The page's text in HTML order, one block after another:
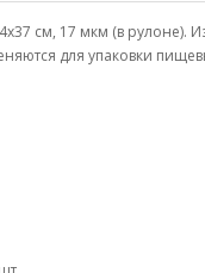
см, 17 мкм (в рулоне).
для упаковки